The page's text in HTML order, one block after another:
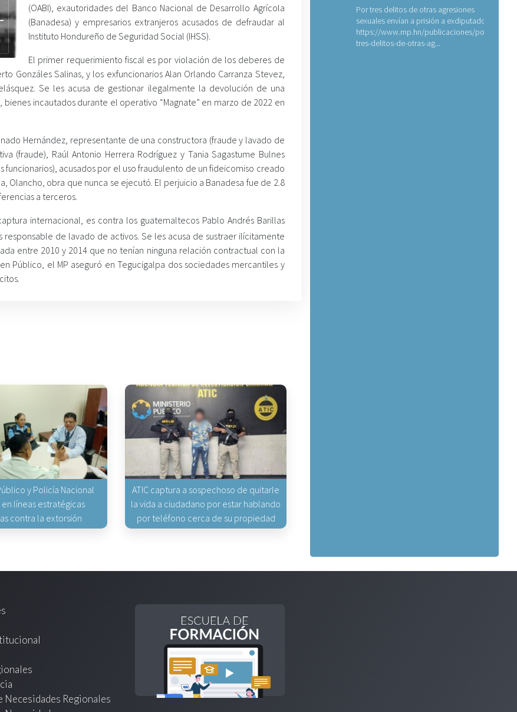
(OABI), exautoridades del Banco Nacional de Desarrollo Agrícola
(Banadesa) y empresarios extranjeros acusados de defraudar al
Instituto Hondureño de Seguridad Social (IHSS).
El primer requerimiento fiscal es por violación de los deberes de
Gonzáles Salinas, y los exfuncionarios Alan Orlando Carranza Stevez,
Se les acusa de gestionar ilegalmente la devolución de una
incautados durante el operativo “Magnate” en marzo de 2022 en
Hernández, representante de una constructora (fraude y lavado de
(fraude), Raúl Antonio Herrera Rodríguez y Tania Sagastume Bulnes
acusados por el uso fraudulento de un fideicomiso creado
Olancho, obra que nunca se ejecutó. El perjuicio a Banadesa fue de 2.8
a terceros.
internacional, es contra los guatemaltecos Pablo Andrés Barillas
responsable de lavado de activos. Se les acusa de sustraer ilícitamente
entre 2010 y 2014 que no tenían ninguna relación contractual con la
Público, el MP aseguró en Tegucigalpa dos sociedades mercantiles y
y Policía Nacional
líneas estratégicas
contra la extorsión
ATIC captura a sospechoso de quitarle
la vida a ciudadano por estar hablando
por teléfono cerca de su propiedad
Por tres delitos de otras agresiones
sexuales envían a prisión a exdiputado
https://www.mp.hn/publicaciones/por-
tres-delitos-de-otras-ag...
Necesidades Regionales